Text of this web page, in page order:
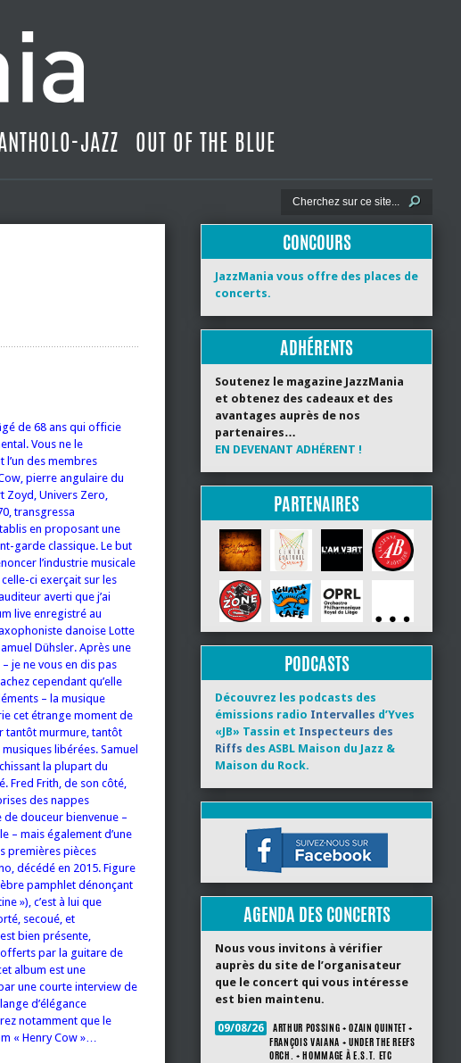
JAZZ OUT OF THE BLUE
de 68 ans qui officie
Vous ne le
l’un des membres
pierre angulaire du
Zoyd, Univers Zero,
transgressa
en proposant une
garde classique. Le but
l’industrie musicale
ci exerçait sur les
averti que j’ai
live enregistré au
danoise Lotte
Dühsler.Après une
je ne vous en dis pas
cependant qu’elle
– la musique
cet étrange moment de
tantôt murmure, tantôt
libérées. Samuel
la plupart du
Fred Frith, de son côté,
des nappes
de douceur bienvenue –
– mais également d’une
premières pièces
décédé en 2015. Figure
pamphlet dénonçant
»), c’est à lui que
secoué, et
bien présente,
par la guitare de
album est une
une courte interview de
d’élégance
notamment que le
« Henry Cow »…
CONCOURS
JazzMania vous offre des places de
concerts.
ADHÉRENTS
Soutenez le magazine JazzMania
et obtenez des cadeaux et des
avantages auprès de nos
partenaires…
EN DEVENANT ADHÉRENT !
PARTENAIRES
PODCASTS
Découvrez les podcasts des
émissions radio Intervalles d’Yves
«JB» Tassin et Inspecteurs des
Riffs des ASBL Maison du Jazz &
Maison du Rock.
AGENDA DES CONCERTS
Nous vous invitons à vérifier
auprès du site de l’organisateur
que le concert qui vous intéresse
est bien maintenu.
09/08/26
ARTHUR POSSING + OZAIN QUINTET +
FRANÇOIS VAIANA + UNDER THE REEFS
ORCH. + HOMMAGE À E.S.T. ETC